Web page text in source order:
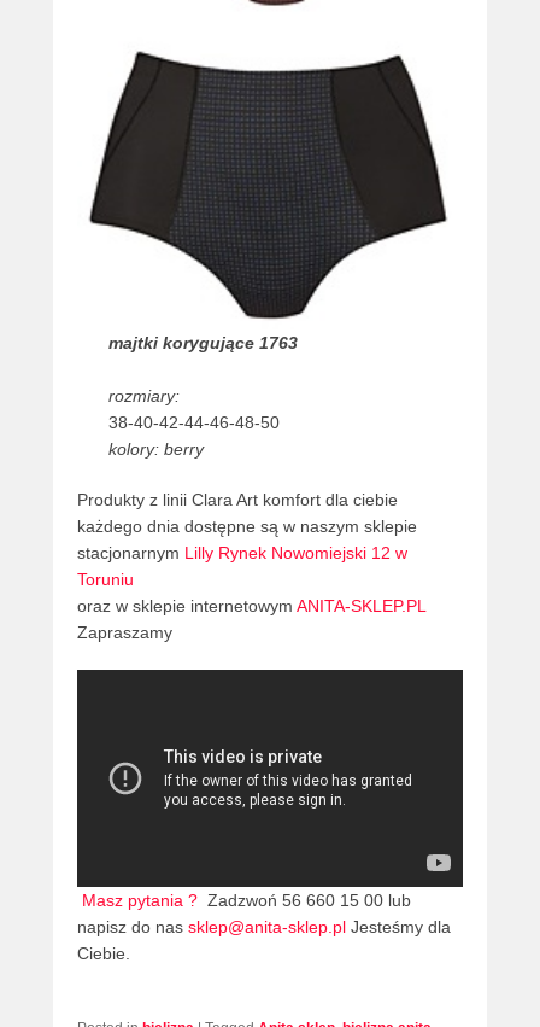
majtki korygujące 1763
rozmiary:
38-40-42-44-46-48-50
kolory: berry
Produkty z linii Clara Art komfort dla ciebie
każdego dnia dostępne są w naszym sklepie
stacjonarnym Lilly Rynek Nowomiejski 12 w
Toruniu
oraz w sklepie internetowym ANITA-SKLEP.PL
Zapraszamy
Masz pytania ? Zadzwoń 56 660 15 00 lub
napisz do nas sklep@anita-sklep.pl Jesteśmy dla
Ciebie.